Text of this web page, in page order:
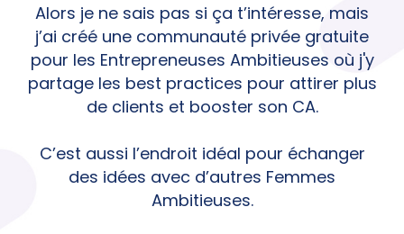
Alors je ne sais pas si ça t’intéresse, mais
j’ai créé une communauté privée gratuite
pour les Entrepreneuses Ambitieuses où j'y
partage les best practices pour attirer plus
de clients et booster son CA.
C’est aussi l’endroit idéal pour échanger
des idées avec d’autres Femmes
Ambitieuses.